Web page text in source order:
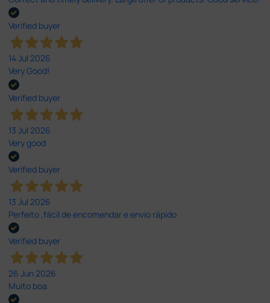
Verified buyer
14 Jul 2026
Very Good!
Verified buyer
13 Jul 2026
Very good
Verified buyer
13 Jul 2026
Perfeito ,fácil de encomendar e envio rápido
Verified buyer
26 Jun 2026
Muito boa.